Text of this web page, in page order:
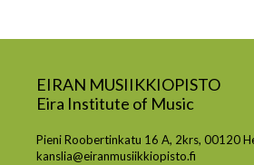
EIRAN MUSIIKKIOPISTO
Eira Institute of Music
Pieni Roobertinkatu 16 A, 2krs, 00120
kanslia@eiranmusiikkiopisto.fi